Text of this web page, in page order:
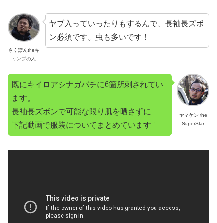
さくぽんtheキ
ャンプの人
ヤブ入っていったりもするんで、長袖長ズボ
ン必須です。虫も多いです！
ヤマケン the
SuperStar
既にキイロアシナガバチに6箇所刺されてい
ます。
長袖長ズボンで可能な限り肌を晒さずに！
下記動画で服装についてまとめています！